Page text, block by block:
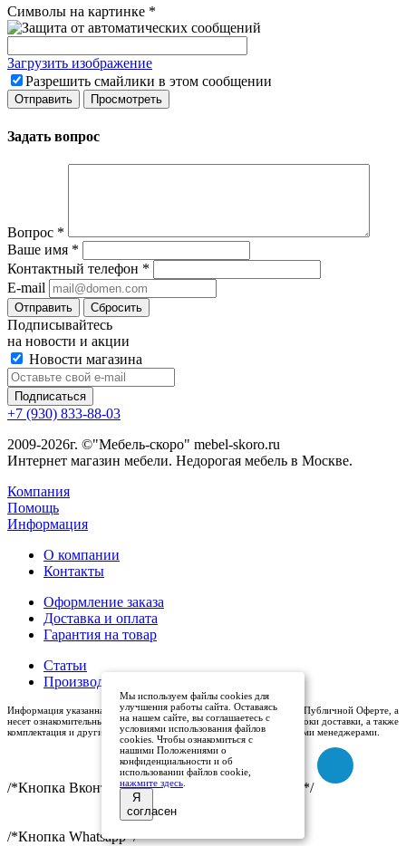
Символы на картинке *
Загрузить изображение
Разрешить смайлики в этом сообщении
Задать вопрос
Вопрос *
Ваше имя *
Контактный телефон *
E-mail
Сбросить
Подписывайтесь
на новости и акции
Новости магазина
+7 (930) 833-88-03
2009-2026г. ©"Мебель-скоро" mebel-skoro.ru
Интернет магазин мебели. Недорогая мебель в Москве.
Компания
Помощь
Информация
О компании
Контакты
Оформление заказа
Доставка и оплата
Гарантия на товар
Статьи
Производители
Информация указанная на сайте (описания и цены), не относится к Публичной Оферте, а
несет ознакомительный характер. Окончательная цена, условия и сроки доставки, а также
комплектация и другие характеристики товаров - уточняются нашими менеджерами.
/*Кнопка Вконтакте (международный логотип)*/
/*Кнопка Whatsapp*/
Мы используем файлы cookies для
улучшения работы сайта. Оставаясь
на нашем сайте, вы соглашаетесь с
условиями использования файлов
cookies. Чтобы ознакомиться с
нашими Положениями о
конфиденциальности и об
использовании файлов cookie,
нажмите здесь
Я
согласен